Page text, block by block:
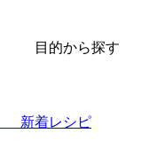
目的から探す
新着レシピ